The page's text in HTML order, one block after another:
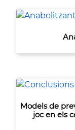
Models de
joc en els